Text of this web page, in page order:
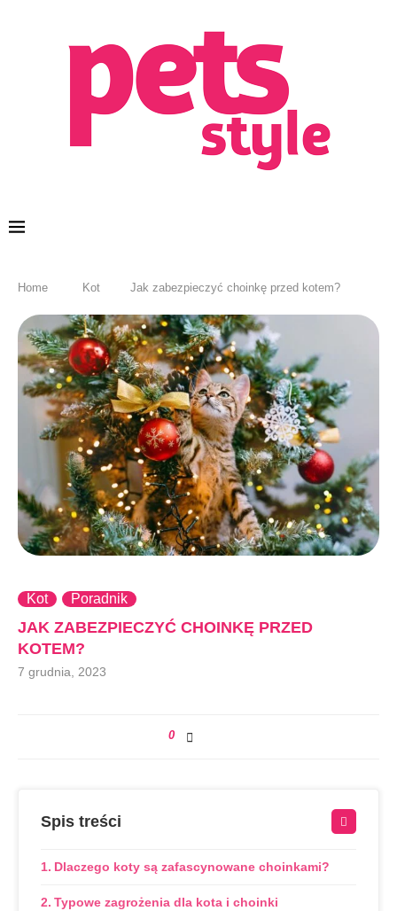
Home Kot Jak zabezpieczyć choinkę przed kotem?
Kot Poradnik
JAK ZABEZPIECZYĆ CHOINKĘ PRZED
KOTEM?
7 grudnia, 2023
0
Spis treści
Dlaczego koty są zafascynowane choinkami?
Typowe zagrożenia dla kota i choinki